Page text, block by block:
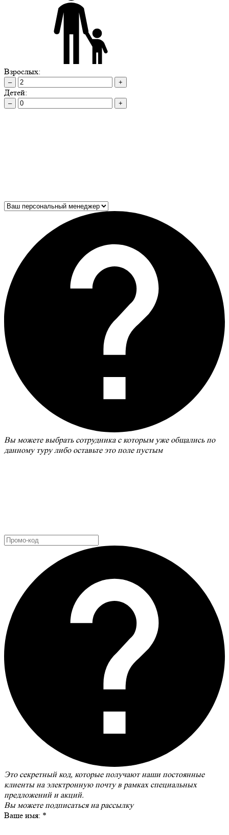
Взрослых:
– +
Детей:
– +
Вы можете выбрать сотрудника с которым уже общались по
данному туру либо оставьте это поле пустым
Это секретный код, которые получают наши постоянные
клиенты на электронную почту в рамках специальных
предложений и акций.
Вы можетеподписаться на рассылку
Ваше имя: *